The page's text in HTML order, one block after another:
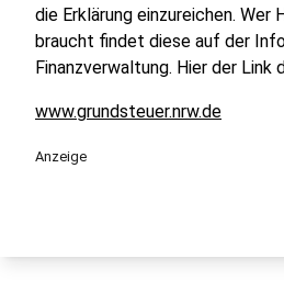
die Erklärung einzureichen.
braucht findet diese auf der
Finanzverwaltung. Hier der Link
www.grundsteuer.nrw.de
Anzeige